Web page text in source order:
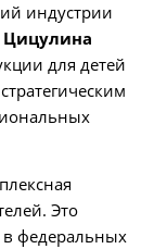
индустрии
Цицулина
для детей
Это
в федеральных